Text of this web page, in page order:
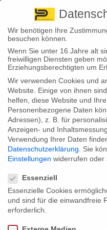
+ 49 3501 528571 |
Back to News
10
Mai
Stephan Fröhlich
Rente im Monat
Versicherte
Langjährig Rentenversicherte, die
gesetzlichen Rentenversicherung
Wir benötigen Ihre
besuchen können.
Wenn Sie unter 16 Jahre alt
freiwilligen Diensten geben
Erziehungsberechtigten um
Wir verwenden Cookies und
Website. Einige von ihnen
helfen, diese Website und
Personenbezogene Daten
Adressen), z. B. für
Anzeigen- und Inhaltsmessung.
Verwendung Ihrer Daten
Datenschutzerklärung
Sie
Einstellungen widerrufen oder
Essenziell
Essenzielle Cookies
und sind für die einwandfreie
erforderlich.